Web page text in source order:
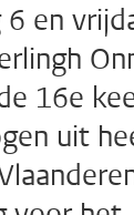
en
16e
uit